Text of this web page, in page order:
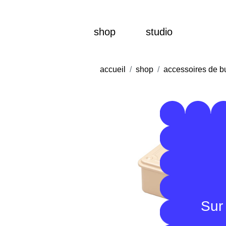
shop studio
accueil shop accessoires de